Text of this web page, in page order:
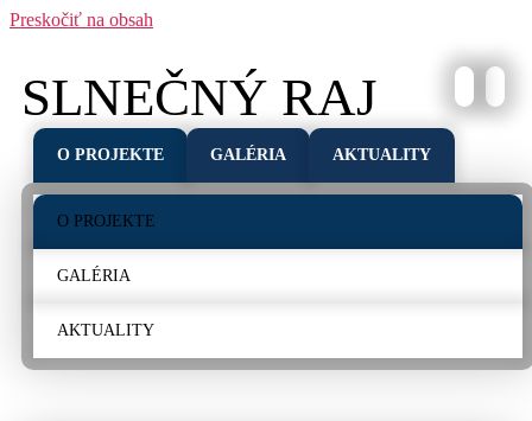
Preskočiť na obsah
SLNEČNÝ RAJ
O PROJEKTE GALÉRIA AKTUALITY
O PROJEKTE
GALÉRIA
AKTUALITY